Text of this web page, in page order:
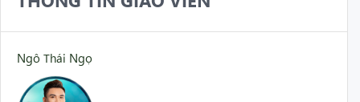
Ngô Thái Ngọ